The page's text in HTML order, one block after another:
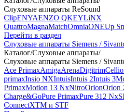
Слуховые аппараты ReSound
ClipENYAENZO QKEYLiNX
QuattroMagnaMatchOmniaONEUp
Перейти в раздел
Слуховые аппараты Siemens /
Каталог/Слуховые аппараты/
Слуховые аппараты Siemens /
Ace PrimaxAmigaArenaDigitrim
primaxInsio NXIntuisIntuis 2Intuis 3
PrimaxMotion 13 NxNitroOrionOrion
Charge&GoPure PrimaxPure 312 Nx
ConnectXTM и STF